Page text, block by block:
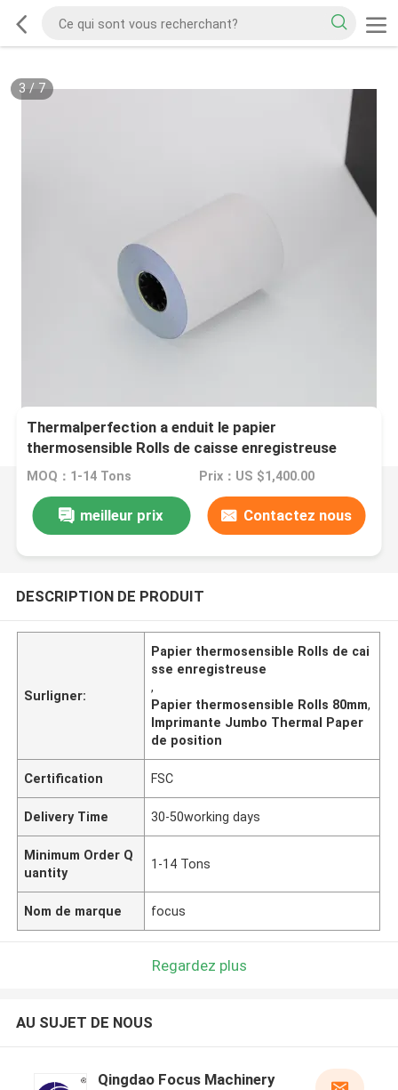
3 / 7
Thermalperfection a enduit le papier
thermosensible Rolls de caisse enregistreuse
pour l'imprimante de position
MOQ：1-14 Tons Prix：US $1,400.00
meilleur prix Contactez nous
DESCRIPTION DE PRODUIT
Surligner:
Papier thermosensible Rolls de cai
sse enregistreuse
,
Papier thermosensible Rolls 80mm,
Imprimante Jumbo Thermal Paper
de position
Certification FSC
Delivery Time 30-50working days
Minimum Order Q
uantity
1-14 Tons
Nom de marque focus
Regardez plus
AU SUJET DE NOUS
Qingdao Focus Machinery